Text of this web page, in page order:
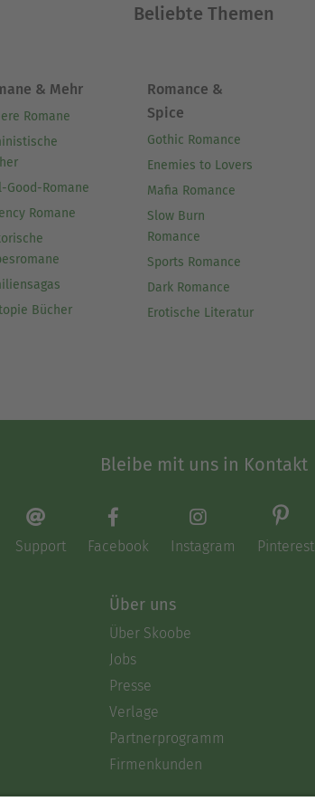
Beliebte Themen
& Mehr
Romane
Good-Romane
Romane
Bücher
Romance &
Spice
Gothic Romance
Enemies to Lovers
Mafia Romance
Slow Burn
Romance
Sports Romance
Dark Romance
Erotische Literatur
Bleibe mit uns in Kontakt
Support Facebook Instagram Pinterest
Über uns
Über Skoobe
Jobs
Presse
Verlage
Partnerprogramm
Firmenkunden